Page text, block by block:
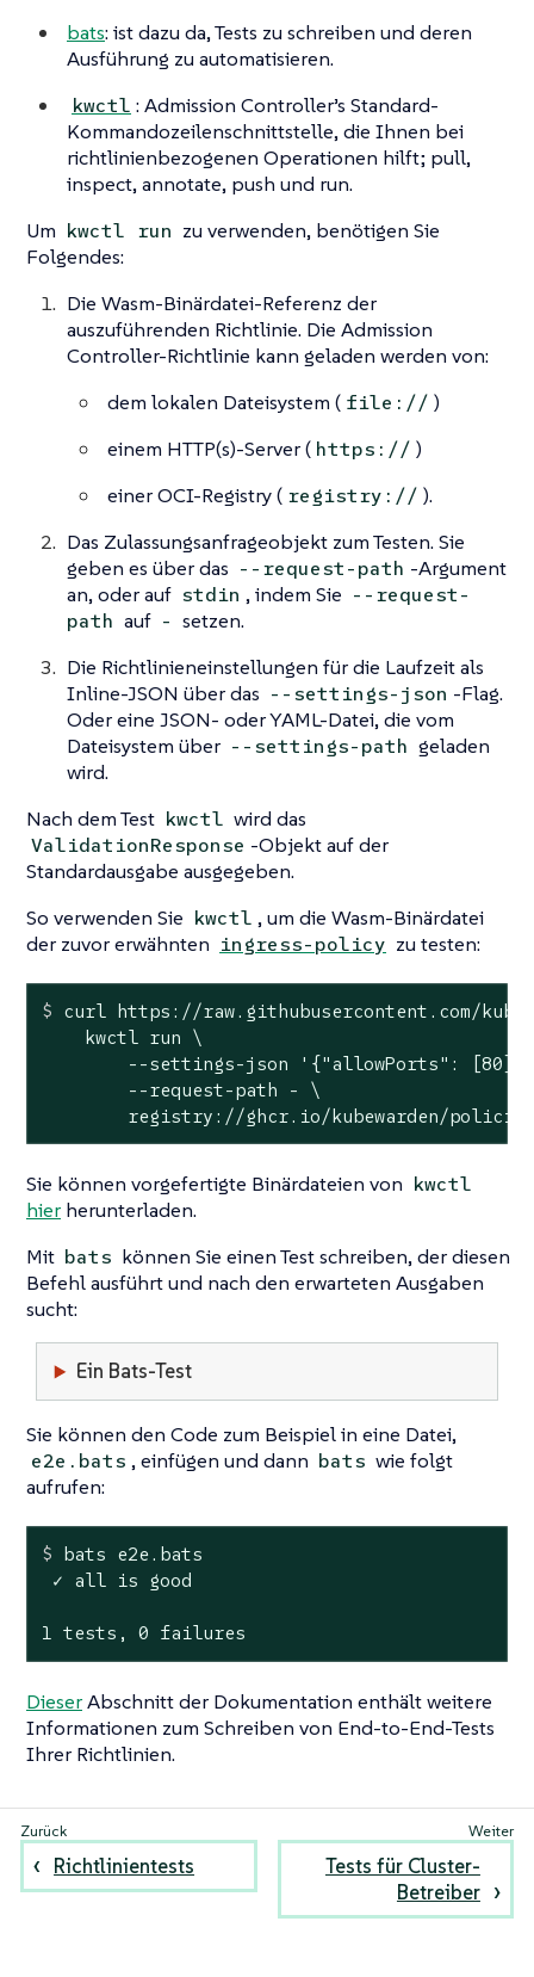
bats: ist dazu da, Tests zu schreiben und deren
Ausführung zu automatisieren.
kwctl : Admission Controller’s Standard-
Kommandozeilenschnittstelle, die Ihnen bei
richtlinienbezogenen Operationen hilft; pull,
inspect, annotate, push und run.
Um kwctl run zu verwenden, benötigen Sie
Folgendes:
Die Wasm-Binärdatei-Referenz der
auszuführenden Richtlinie. Die Admission
Controller-Richtlinie kann geladen werden von:
dem lokalen Dateisystem ( file:// )
einem HTTP(s)-Server ( https:// )
einer OCI-Registry ( registry:// ).
Das Zulassungsanfrageobjekt zum Testen. Sie
geben es über das --request-path -Argument
an, oder auf stdin , indem Sie --request-
path auf - setzen.
Die Richtlinieneinstellungen für die Laufzeit als
Inline-JSON über das --settings-json -Flag.
Oder eine JSON- oder YAML-Datei, die vom
Dateisystem über --settings-path geladen
wird.
Nach dem Test kwctl wird das
ValidationResponse -Objekt auf der
Standardausgabe ausgegeben.
So verwenden Sie kwctl , um die Wasm-Binärdatei
der zuvor erwähnten ingress-policy zu testen:
$ curl https://raw.githubusercontent.com/
    kwctl run \
--settings-json '{"allowPorts": [80],
        --request-path - \
registry://ghcr.io/kubewarden/
Sie können vorgefertigte Binärdateien von kwctl
hier herunterladen.
Mit bats können Sie einen Test schreiben, der diesen
Befehl ausführt und nach den erwarteten Ausgaben
sucht:
Ein Bats-Test
Sie können den Code zum Beispiel in eine Datei,
e2e.bats , einfügen und dann bats wie folgt
aufrufen:
$ bats e2e.bats
✓ all is good
1 tests, 0 failures
DieserAbschnitt der Dokumentation enthält weitere
Informationen zum Schreiben von End-to-End-Tests
Ihrer Richtlinien.
Richtlinientests
Tests für Cluster-
Betreiber